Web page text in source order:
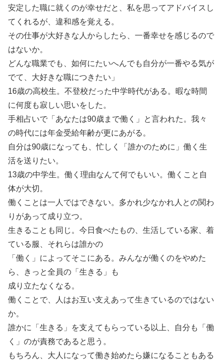
安定した職に就くのが幸せだと、私を思ってアドバイスし
てくれるが、違和感を覚える。
その仕事が大好きな人からしたら、一番幸せを感じるので
はないか。
どんな職業でも、如何にたいへんでも自分が一番やる気が
でて、大好きな職につきたい」
16歳の高校生。不登校だった中学時代がある。暇な時間
に何度も寂しい思いをした。
手相占いで「あなたは90歳まで働く」と言われた。我々
の時代には年金受給年齢が更にあがる。
自分は90歳になっても、忙しく「誰かのために」働く生
活を送りたい。
13歳の中学生。働く理由なんて何でもいい。働くこと自
体が大切。
働くことは一人ではできない。多かれ少なかれ人との関わ
りがあって成り立つ。
生きることも同じ。今日食べたもの、生活している家、着
ている服、それらは誰かの
「働く」によってそこにある。みんなが働くのをやめた
ら、きっと全員の「生きる」も
成り立たなくなる。
働くことで、人はお互い支えあって生きているのではない
か。
誰かに「生きる」を支えてもらっている以上、自分も「働
く」のが責務であると思う。
もちろん、大人になって働き始めたら嫌になることもある